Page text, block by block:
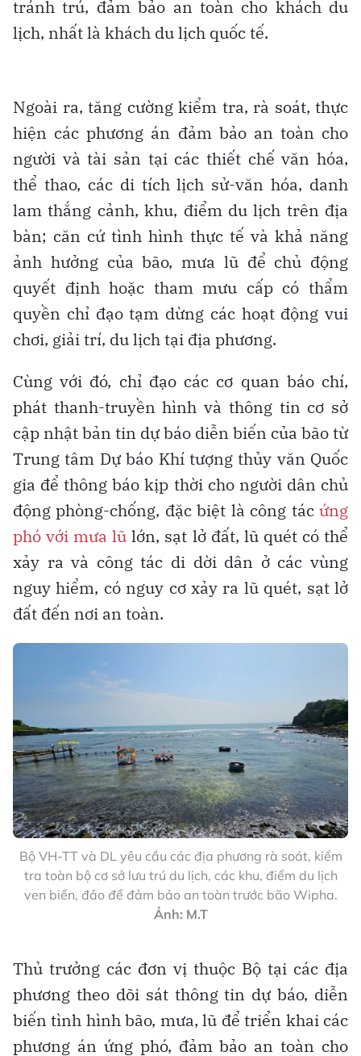
tránh trú, đảm bảo an toàn cho khách du
lịch, nhất là khách du lịch quốc tế.
Ngoài ra, tăng cường kiểm tra, rà soát, thực
hiện các phương án đảm bảo an toàn cho
người và tài sản tại các thiết chế văn hóa,
thể thao, các di tích lịch sử-văn hóa, danh
lam thắng cảnh, khu, điểm du lịch trên địa
bàn; căn cứ tình hình thực tế và khả năng
ảnh hưởng của bão, mưa lũ để chủ động
quyết định hoặc tham mưu cấp có thẩm
quyền chỉ đạo tạm dừng các hoạt động vui
chơi, giải trí, du lịch tại địa phương.
Cùng với đó, chỉ đạo các cơ quan báo chí,
phát thanh-truyền hình và thông tin cơ sở
cập nhật bản tin dự báo diễn biến của bão từ
Trung tâm Dự báo Khí tượng thủy văn Quốc
gia để thông báo kịp thời cho người dân chủ
động phòng-chống, đặc biệt là công tác ứng
phó với mưa lũ lớn, sạt lở đất, lũ quét có thể
xảy ra và công tác di dời dân ở các vùng
nguy hiểm, có nguy cơ xảy ra lũ quét, sạt lở
đất đến nơi an toàn.
Bộ VH-TT và DL yêu cầu các địa phương rà soát, kiểm
tra toàn bộ cơ sở lưu trú du lịch, các khu, điểm du lịch
ven biển, đảo để đảm bảo an toàn trước bão Wipha.
Ảnh: M.T
Thủ trưởng các đơn vị thuộc Bộ tại các địa
phương theo dõi sát thông tin dự báo, diễn
biến tình hình bão, mưa, lũ để triển khai các
phương án ứng phó, đảm bảo an toàn cho